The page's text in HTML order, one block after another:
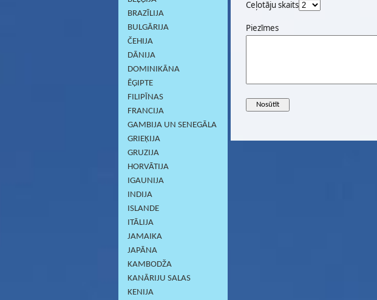
BRAZĪLIJA
BULGĀRIJA
ČEHIJA
DĀNIJA
DOMINIKĀNA
ĒĢIPTE
FILIPĪNAS
FRANCIJA
GAMBIJA UN SENEGĀLA
GRIEĶIJA
GRUZIJA
HORVĀTIJA
IGAUNIJA
INDIJA
ISLANDE
ITĀLIJA
JAMAIKA
JAPĀNA
KAMBODŽA
KANĀRIJU SALAS
KENIJA
Ceļotāju skaits
Piezīmes